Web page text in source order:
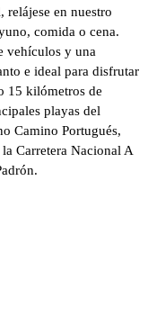
relájese en nuestro
comida o cena.
vehículos y una
e ideal para disfrutar
15 kilómetros de
playas del
Camino Portugués,
Carretera Nacional A